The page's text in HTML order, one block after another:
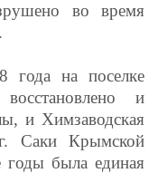
во время
года на поселке
и
и Химзаводская
Саки Крымской
годы была единая